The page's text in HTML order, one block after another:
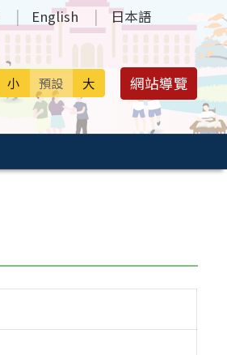
English 日本語
小 預設 大 網站導覽